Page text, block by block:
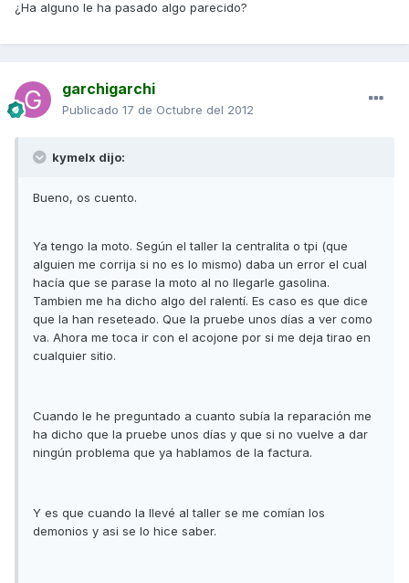
¿Ha alguno le ha pasado algo parecido?
garchigarchi
Publicado 17 de Octubre del 2012
kymelx dijo:
Bueno, os cuento.
Ya tengo la moto. Según el taller la centralita o tpi (que
alguien me corrija si no es lo mismo) daba un error el cual
hacía que se parase la moto al no llegarle gasolina.
Tambien me ha dicho algo del ralentí. Es caso es que dice
que la han reseteado. Que la pruebe unos días a ver como
va. Ahora me toca ir con el acojone por si me deja tirao en
cualquier sitio.
Cuando le he preguntado a cuanto subía la reparación me
ha dicho que la pruebe unos días y que si no vuelve a dar
ningún problema que ya hablamos de la factura.
Y es que cuando la llevé al taller se me comían los
demonios y asi se lo hice saber.